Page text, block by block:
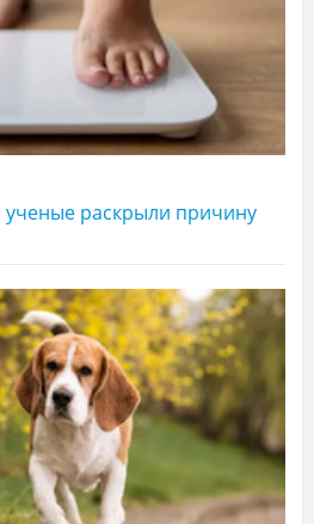
ученые раскрыли причину